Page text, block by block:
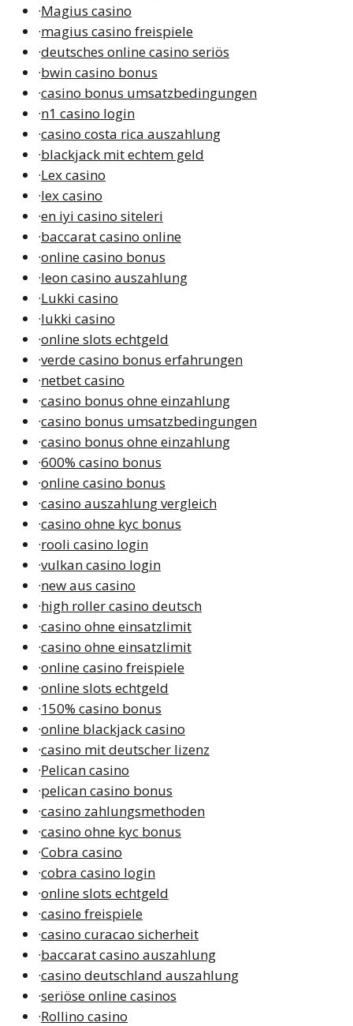
·Magius casino
·magius casino freispiele
·deutsches online casino seriös
·bwin casino bonus
·casino bonus umsatzbedingungen
·n1 casino login
·casino costa rica auszahlung
·blackjack mit echtem geld
·Lex casino
·lex casino
·en iyi casino siteleri
·baccarat casino online
·online casino bonus
·leon casino auszahlung
·Lukki casino
·lukki casino
·online slots echtgeld
·verde casino bonus erfahrungen
·netbet casino
·casino bonus ohne einzahlung
·casino bonus umsatzbedingungen
·casino bonus ohne einzahlung
·600% casino bonus
·online casino bonus
·casino auszahlung vergleich
·casino ohne kyc bonus
·rooli casino login
·vulkan casino login
·new aus casino
·high roller casino deutsch
·casino ohne einsatzlimit
·casino ohne einsatzlimit
·online casino freispiele
·online slots echtgeld
·150% casino bonus
·online blackjack casino
·casino mit deutscher lizenz
·Pelican casino
·pelican casino bonus
·casino zahlungsmethoden
·casino ohne kyc bonus
·Cobra casino
·cobra casino login
·online slots echtgeld
·casino freispiele
·casino curacao sicherheit
·baccarat casino auszahlung
·casino deutschland auszahlung
·seriöse online casinos
·Rollino casino